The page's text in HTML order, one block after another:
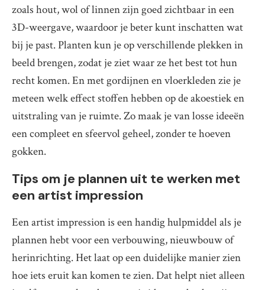
zoals hout, wol of linnen zijn goed zichtbaar in een
3D-weergave, waardoor je beter kunt inschatten wat
bij je past. Planten kun je op verschillende plekken in
beeld brengen, zodat je ziet waar ze het best tot hun
recht komen. En met gordijnen en vloerkleden zie je
meteen welk effect stoffen hebben op de akoestiek en
uitstraling van je ruimte. Zo maak je van losse ideeën
een compleet en sfeervol geheel, zonder te hoeven
gokken.
Tips om je plannen uit te werken met
een artist impression
Een artist impression is een handig hulpmiddel als je
plannen hebt voor een verbouwing, nieuwbouw of
herinrichting. Het laat op een duidelijke manier zien
hoe iets eruit kan komen te zien. Dat helpt niet alleen